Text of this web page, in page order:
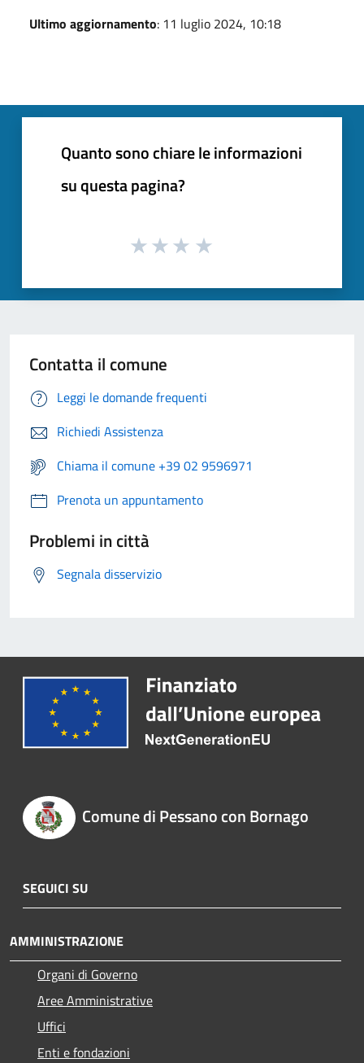
Ultimo aggiornamento: 11 luglio 2024, 10:18
Quanto sono chiare le informazioni
su questa pagina?
Contatta il comune
Leggi le domande frequenti
Richiedi Assistenza
Chiama il comune +39 02 9596971
Prenota un appuntamento
Problemi in città
Segnala disservizio
Comune di Pessano con Bornago
SEGUICI SU
AMMINISTRAZIONE
Organi di Governo
Aree Amministrative
Uffici
Enti e fondazioni